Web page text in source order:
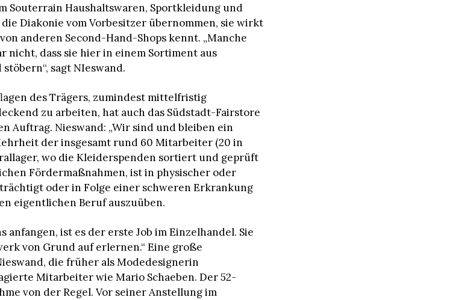
Souterrain Haushaltswaren, Sportkleidung und
Diakonie vom Vorbesitzer übernommen, sie wirkt
anderen Second-Hand-Shops kennt. „Manche
nicht, dass sie hier in einem Sortiment aus
sagt NIeswand.
des Trägers, zumindest mittelfristig
zu arbeiten, hat auch das Südstadt-Fairstore
Auftrag. Nieswand: „Wir sind und bleiben ein
der insgesamt rund 60 Mitarbeiter (20 in
wo die Kleiderspenden sortiert und geprüft
Fördermaßnahmen, ist in physischer oder
oder in Folge einer schweren Erkrankung
eigentlichen Beruf auszuüben.
anfangen, ist es der erste Job im Einzelhandel. Sie
von Grund auf erlernen.“ Eine große
die früher als Modedesignerin
Mitarbeiter wie Mario Schaeben. Der 52-
von der Regel. Vor seiner Anstellung im